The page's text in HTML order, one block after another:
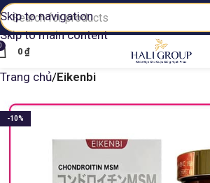
Skip to navigation
Skip to main content
0 ₫
Trang chủ Eikenbi
-10%